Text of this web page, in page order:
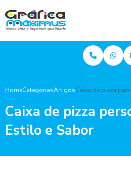
HomeCategoriasArtigosCaixa de pizza
Caixa de pizza
Estilo e Sabor